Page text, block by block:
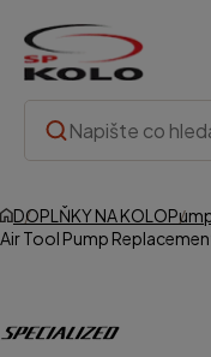
DOPLŇKY NA KOLO
Air Tool Pump